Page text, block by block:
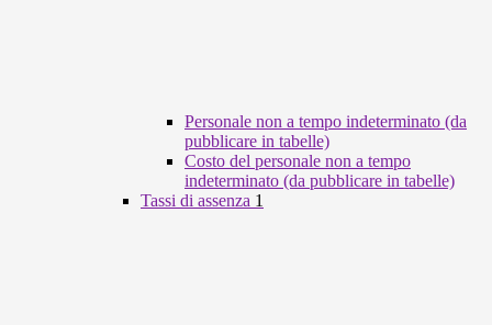
Personale non a tempo indeterminato (da
pubblicare in tabelle)
Costo del personale non a tempo
indeterminato (da pubblicare in tabelle)
Tassi di assenza 1